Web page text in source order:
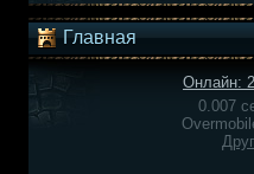
Главная
Онлайн:
0.007